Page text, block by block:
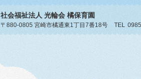
社会福祉法人 光輪会 橘保育園
〒880-0805 宮崎市橘通東1丁目7番18号 TEL